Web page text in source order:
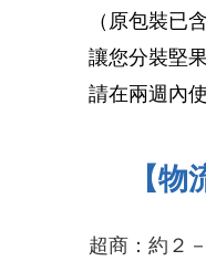
（原包裝已
讓您分裝堅
請在兩週內
【物
超商：約２